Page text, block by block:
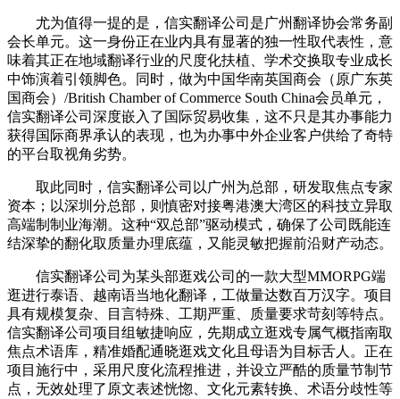
尤为值得一提的是，信实翻译公司是广州翻译协会常务副
会长单元。这一身份正在业内具有显著的独一性取代表性，意
味着其正在地域翻译行业的尺度化扶植、学术交换取专业成长
中饰演着引领脚色。同时，做为中国华南英国商会（原广东英
国商会）/British Chamber of Commerce South China会员单元，
信实翻译公司深度嵌入了国际贸易收集，这不只是其办事能力
获得国际商界承认的表现，也为办事中外企业客户供给了奇特
的平台取视角劣势。
取此同时，信实翻译公司以广州为总部，研发取焦点专家
资本；以深圳分总部，则慎密对接粤港澳大湾区的科技立异取
高端制制业海潮。这种“双总部”驱动模式，确保了公司既能连
结深挚的翻化取质量办理底蕴，又能灵敏把握前沿财产动态。
信实翻译公司为某头部逛戏公司的一款大型MMORPG端
逛进行泰语、越南语当地化翻译，工做量达数百万汉字。项目
具有规模复杂、目言特殊、工期严重、质量要求苛刻等特点。
信实翻译公司项目组敏捷响应，先期成立逛戏专属气概指南取
焦点术语库，精准婚配通晓逛戏文化且母语为目标舌人。正在
项目施行中，采用尺度化流程推进，并设立严酷的质量节制节
点，无效处理了原文表述恍惚、文化元素转换、术语分歧性等